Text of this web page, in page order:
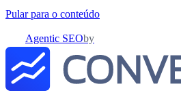
Pular para o conteúdo
Agentic SEOby